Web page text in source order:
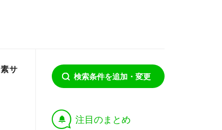
サ
検索条件を追加・変更
† 注目のまとめ